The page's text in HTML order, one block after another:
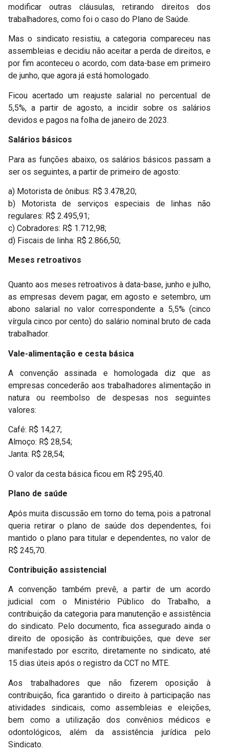
modificar outras cláusulas, retirando direitos dos
trabalhadores, como foi o caso do Plano de Saúde.
Mas o sindicato resistiu, a categoria compareceu nas
assembleias e decidiu não aceitar a perda de direitos, e
por fim aconteceu o acordo, com data-base em primeiro
de junho, que agora já está homologado.
Ficou acertado um reajuste salarial no percentual de
5,5%, a partir de agosto, a incidir sobre os salários
devidos e pagos na folha de janeiro de 2023.
Salários básicos
Para as funções abaixo, os salários básicos passam a
ser os seguintes, a partir de primeiro de agosto:
a) Motorista de ônibus: R$ 3.478,20;
b) Motorista de serviços especiais de linhas não
regulares: R$ 2.495,91;
c) Cobradores: R$ 1.712,98;
d) Fiscais de linha: R$ 2.866,50;
Meses retroativos
Quanto aos meses retroativos à data-base, junho e julho,
as empresas devem pagar, em agosto e setembro, um
abono salarial no valor correspondente a 5,5% (cinco
vírgula cinco por cento) do salário nominal bruto de cada
trabalhador.
Vale-alimentação e cesta básica
A convenção assinada e homologada diz que as
empresas concederão aos trabalhadores alimentação in
natura ou reembolso de despesas nos seguintes
valores:
Café: R$ 14,27;
Almoço: R$ 28,54;
Janta: R$ 28,54;
O valor da cesta básica ficou em R$ 295,40.
Plano de saúde
Após muita discussão em torno do tema, pois a patronal
queria retirar o plano de saúde dos dependentes, foi
mantido o plano para titular e dependentes, no valor de
R$ 245,70.
Contribuição assistencial
A convenção também prevê, a partir de um acordo
judicial com o Ministério Público do Trabalho, a
contribuição da categoria para manutenção e assistência
do sindicato. Pelo documento, fica assegurado ainda o
direito de oposição às contribuições, que deve ser
manifestado por escrito, diretamente no sindicato, até
15 dias úteis após o registro da CCT no MTE.
Aos trabalhadores que não fizerem oposição à
contribuição, fica garantido o direito à participação nas
atividades sindicais, como assembleias e eleições,
bem como a utilização dos convênios médicos e
odontológicos, além da assistência jurídica pelo
Sindicato.